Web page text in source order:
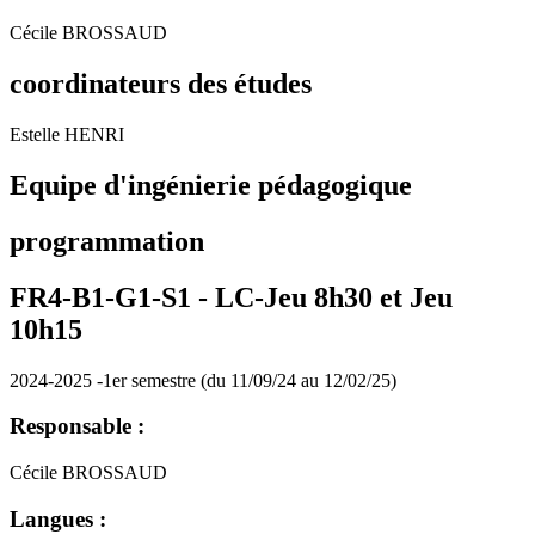
Cécile BROSSAUD
coordinateurs des études
Estelle HENRI
Equipe d'ingénierie pédagogique
programmation
FR4-B1-G1-S1 - LC-Jeu 8h30 et Jeu
10h15
2024-2025 -1er semestre (du 11/09/24 au 12/02/25)
Responsable :
Cécile BROSSAUD
Langues :